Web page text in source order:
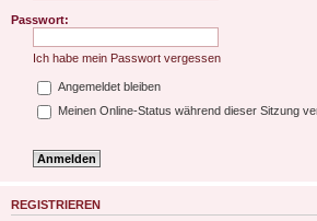
Passwort:
Ich habe mein Passwort vergessen
Angemeldet bleiben
Meinen Online-Status während dieser Sitzung
REGISTRIEREN